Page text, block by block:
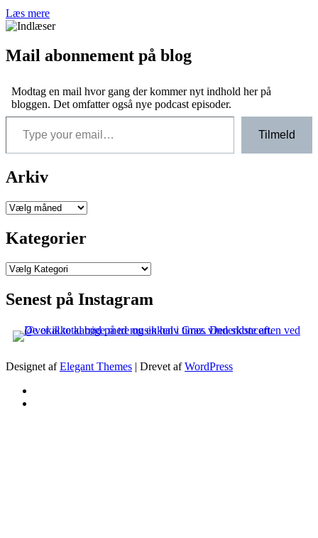
Læs mere
Mail abonnement på blog
Modtag en mail hvor gang der kommer nyt indhold her på
bloggen. Det omfatter også nye podcast episoder.
Type your email…
Tilmeld
Arkiv
Arkiver
Kategorier
Kategorier
Senest på Instagram
Designet afElegant Themes | Drevet afWordPress